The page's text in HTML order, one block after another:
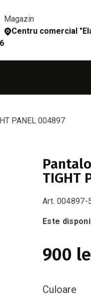
Magazin
Сentru comercial
PANEL 004897
TIGHT
Art. 004897-
Este
900
Culoare